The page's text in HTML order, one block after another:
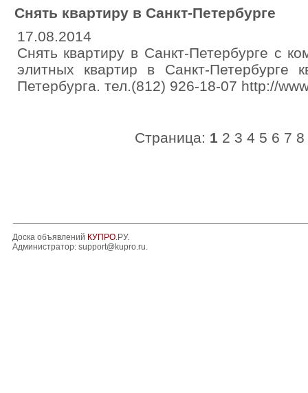
Снять квартиру в Санкт-Петербурге
17.08.2014
Снять квартиру в Санкт-Петербурге с
элитных квартир в Санкт-Петербурге
Петербурга. тел.(812) 926-18-07 http://
Страница: 1 2 3 4 5 6 7 8
Доска объявлений КУПРО.РУ.
Администратор: support@kupro.ru.